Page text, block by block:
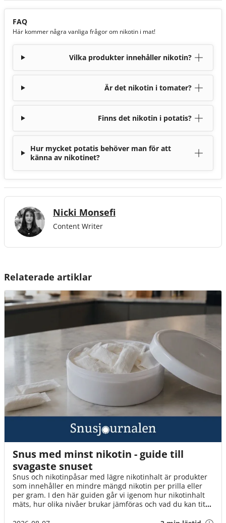
FAQ
Här kommer några vanliga frågor om nikotin i mat!
Vilka produkter innehåller nikotin?
Är det nikotin i tomater?
Finns det nikotin i potatis?
Hur mycket potatis behöver man för att
känna av nikotinet?
Nicki Monsefi
Content Writer
Relaterade artiklar
Snus med minst nikotin - guide till
svagaste snuset
Snus och nikotinpåsar med lägre nikotinhalt är produkter
som innehåller en mindre mängd nikotin per prilla eller
per gram. I den här guiden går vi igenom hur nikotinhalt
mäts, hur olika nivåer brukar jämföras och vad du kan titta